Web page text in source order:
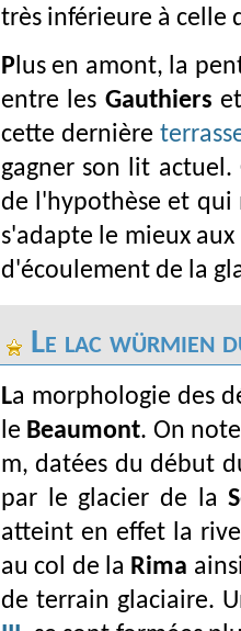
très inférieure à celle
Plus en amont, la
entre les Gauthiers
cette dernière
gagner son lit actuel.
de l'hypothèse et
s'adapte le mieux
d'écoulement de la
Le lac würmien
La morphologie des dépôts lacustres est ici plus complexe encore que dans
le Beaumont. On
m, datées du début
par le glacier de la
atteint en effet la
au col de la Rima
de terrain glaciaire.